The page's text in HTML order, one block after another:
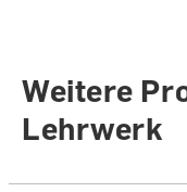
Weitere
Lehrwerk